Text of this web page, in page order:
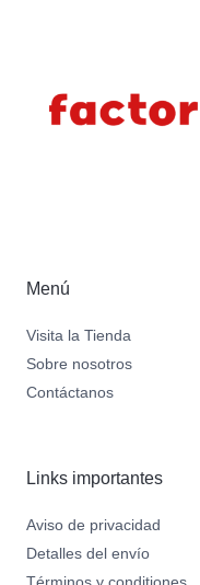
Menú
Visita la Tienda
Sobre nosotros
Contáctanos
Links importantes
Aviso de privacidad
Detalles del envío
Términos y conditiones